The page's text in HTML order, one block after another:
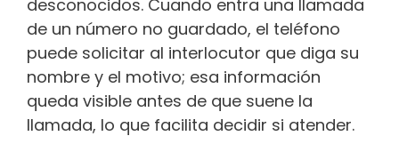
desconocidos. Cuando entra una llamada
de un número no guardado, el teléfono
puede solicitar al interlocutor que diga su
nombre y el motivo; esa información
queda visible antes de que suene la
llamada, lo que facilita decidir si atender.